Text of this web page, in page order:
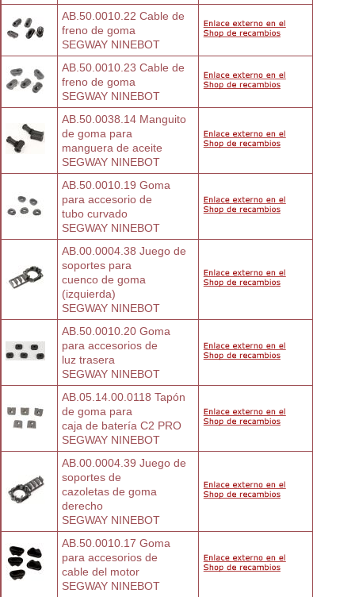
AB.50.0010.22 Cable de
freno de goma
SEGWAY NINEBOT
AB.50.0010.23 Cable de
freno de goma
SEGWAY NINEBOT
AB.50.0038.14 Manguito
de goma para
manguera de aceite
SEGWAY NINEBOT
AB.50.0010.19 Goma
para accesorio de
tubo curvado
SEGWAY NINEBOT
AB.00.0004.38 Juego de
soportes para
cuenco de goma
(izquierda)
SEGWAY NINEBOT
AB.50.0010.20 Goma
para accesorios de
luz trasera
SEGWAY NINEBOT
AB.05.14.00.0118 Tapón
de goma para
caja de batería C2 PRO
SEGWAY NINEBOT
AB.00.0004.39 Juego de
soportes de
cazoletas de goma
derecho
SEGWAY NINEBOT
AB.50.0010.17 Goma
para accesorios de
cable del motor
SEGWAY NINEBOT